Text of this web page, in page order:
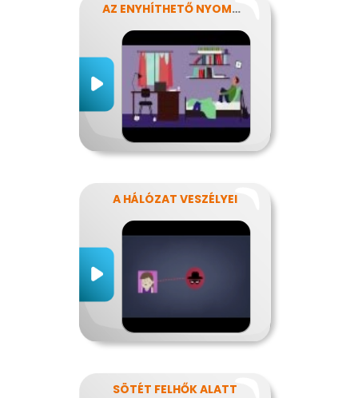
AZ ENYHÍTHETŐ NYOMÁS - STRESSZ
A HÁLÓZAT VESZÉLYEI
SÖTÉT FELHŐK ALATT